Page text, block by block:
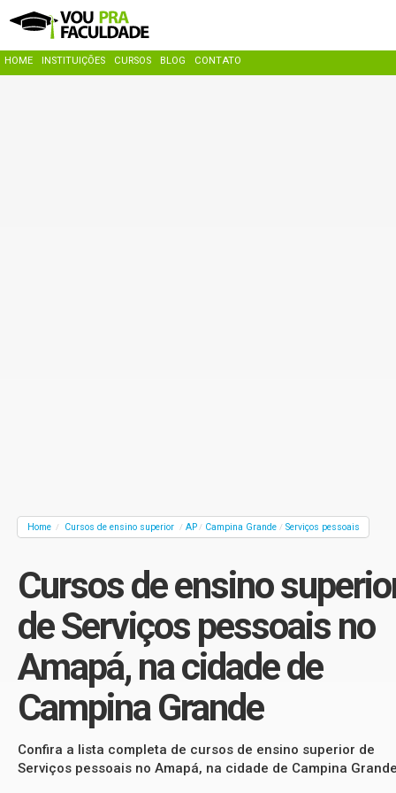
HOME INSTITUIÇÕES CURSOS BLOG CONTATO
Home / Cursos de ensino superior / AP / Campina Grande / Serviços pessoais
Cursos de ensino
de Serviços pessoais no
Amapá, na cidade de
Campina Grande
Confira a lista completa de cursos de ensino superior de
Serviços pessoais no Amapá, na cidade de Campina